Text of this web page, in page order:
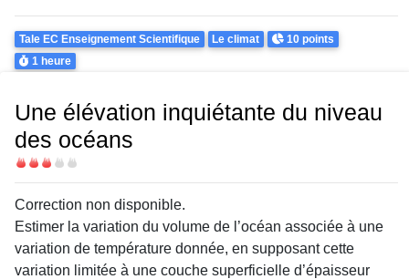
Theme
Tale EC Enseignement Scientifique Le climat Points
10 points
Durée
1 heure
Une élévation inquiétante du niveau
des océans
Difficulté
Correction non disponible.
Estimer la variation du volume de l’océan associée à une
variation de température donnée, en supposant cette
variation limitée à une couche superficielle d’épaisseur